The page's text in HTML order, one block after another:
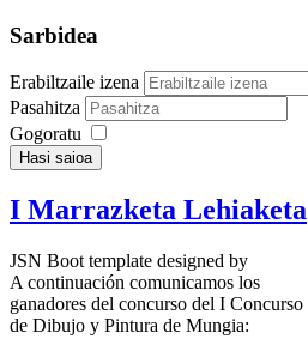
Sarbidea
Erabiltzaile izena
Pasahitza
Gogoratu
Hasi saioa
I Marrazketa Lehiaketa
A continuación comunicamos los
ganadores del concurso del I Concurso
de Dibujo y Pintura de Mungia:
JSN Boot template designed by